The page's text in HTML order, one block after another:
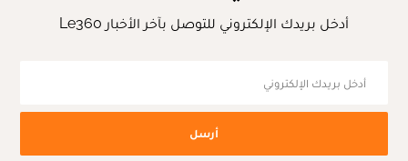
أدخل بريدك الإلكتروني للتوصل بآخر الأخبار Le360
أرسل